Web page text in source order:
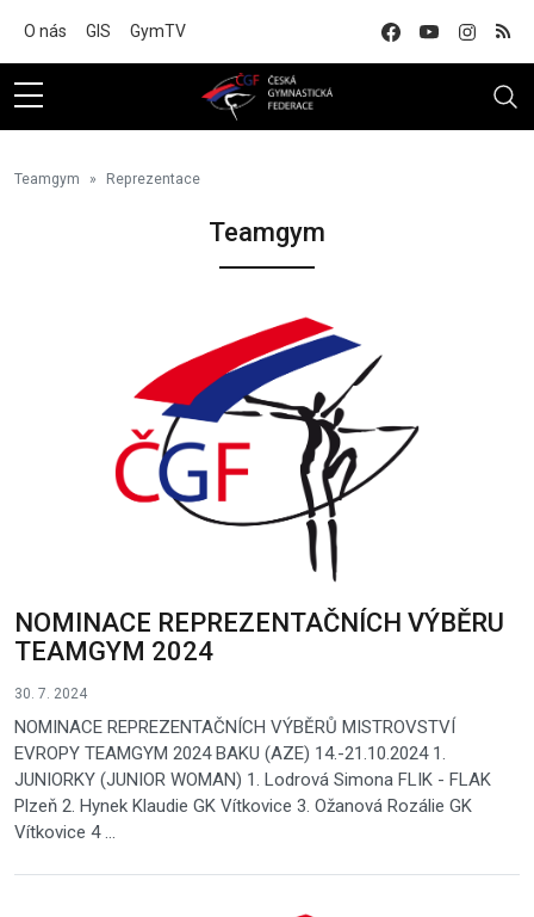
O nás GIS GymTV
Teamgym Reprezentace
Teamgym
NOMINACE REPREZENTAČNÍCH VÝBĚRU
TEAMGYM 2024
30. 7. 2024
NOMINACE REPREZENTAČNÍCH VÝBĚRŮ MISTROVSTVÍ
EVROPY TEAMGYM 2024 BAKU (AZE) 14.-21.10.2024 1.
JUNIORKY (JUNIOR WOMAN) 1. Lodrová Simona FLIK - FLAK
Plzeň 2. Hynek Klaudie GK Vítkovice 3. Ožanová Rozálie GK
Vítkovice 4 ...